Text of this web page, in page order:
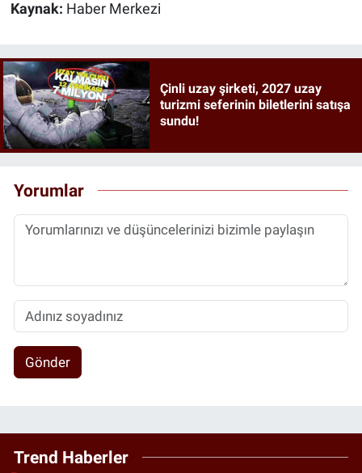
Kaynak: Haber Merkezi
Çinli uzay şirketi, 2027 uzay
turizmi seferinin biletlerini satışa
sundu!
Yorumlar
Gönder
Trend Haberler